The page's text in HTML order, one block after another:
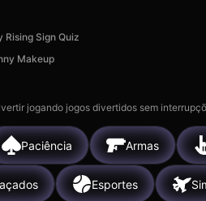
Rising Sign Quiz
Makeup
jogando jogos divertidos sem
Paciência Armas
Esportes